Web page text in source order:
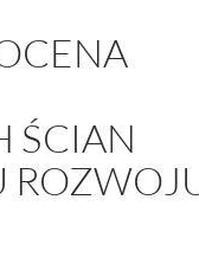
ŚCIAN